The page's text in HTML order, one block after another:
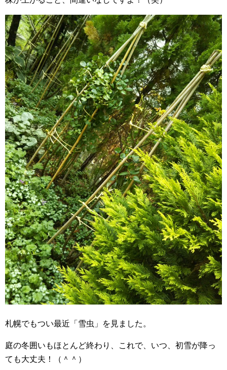
札幌でもつい最近「雪虫」を見ました。
庭の冬囲いもほとんど終わり、これで、いつ、初雪が降っ
ても大丈夫！（＾＾）